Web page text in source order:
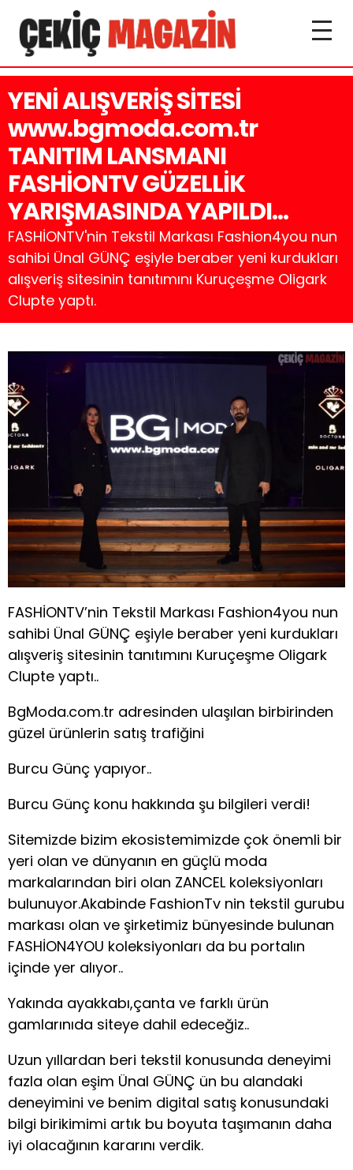
YENİ ALIŞVERİŞ SİTESİ
www.bgmoda.com.tr
TANITIM LANSMANI
FASHİONTV GÜZELLİK
YARIŞMASINDA YAPILDI…
FASHİONTV'nin Tekstil Markası Fashion4you nun
sahibi Ünal GÜNÇ eşiyle beraber yeni kurdukları
alışveriş sitesinin tanıtımını Kuruçeşme Oligark
Clupte yaptı.
FASHİONTV’nin Tekstil Markası Fashion4you nun
sahibi Ünal GÜNÇ eşiyle beraber yeni kurdukları
alışveriş sitesinin tanıtımını Kuruçeşme Oligark
Clupte yaptı..
BgModa.com.tr adresinden ulaşılan birbirinden
güzel ürünlerin satış trafiğini
Burcu Günç yapıyor..
Burcu Günç konu hakkında şu bilgileri verdi!
Sitemizde bizim ekosistemimizde çok önemli bir
yeri olan ve dünyanın en güçlü moda
markalarından biri olan ZANCEL koleksiyonları
bulunuyor.Akabinde FashionTv nin tekstil gurubu
markası olan ve şirketimiz bünyesinde bulunan
FASHİON4YOU koleksiyonları da bu portalın
içinde yer alıyor..
Yakında ayakkabı,çanta ve farklı ürün
gamlarınıda siteye dahil edeceğiz..
Uzun yıllardan beri tekstil konusunda deneyimi
fazla olan eşim Ünal GÜNÇ ün bu alandaki
deneyimini ve benim digital satış konusundaki
bilgi birikimimi artık bu boyuta taşımanın daha
iyi olacağının kararını verdik.